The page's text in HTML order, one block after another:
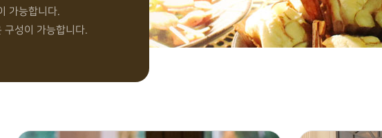
가능합니다.
구성이 가능합니다.